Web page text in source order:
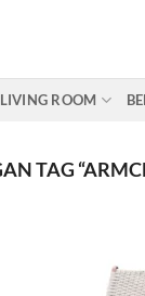
LIVING ROOM
TAG